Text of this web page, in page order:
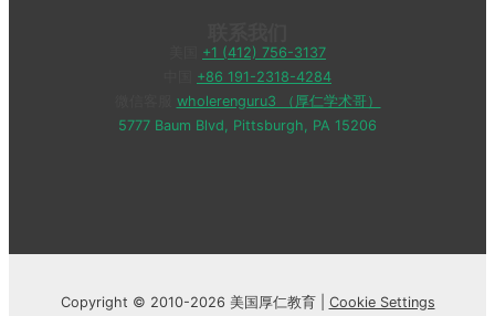
+1 (412) 756-3137
+86 191-2318-4284
wholerenguru3 （厚仁学术哥）
5777 Baum Blvd, Pittsburgh, PA 15206
Copyright © 2010-2026 美国厚仁教育 | Cookie Settings